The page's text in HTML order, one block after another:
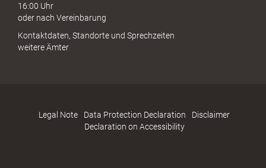
16:00 Uhr
oder nach Vereinbarung
Kontaktdaten, Standorte und Sprechzeiten
weitere Ämter
Legal Note Data Protection Declaration
Disclaimer
Declaration on Accessibility